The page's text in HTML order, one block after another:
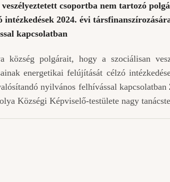
veszélyeztetett csoportba nem tartozó
intézkedések 2024. évi
kapcsolatban
község polgárait, hogy a szociálisan
energetikai felújítását célzó
nyilvános felhívással kapcsolatban
Községi Képviselő-testülete nagy